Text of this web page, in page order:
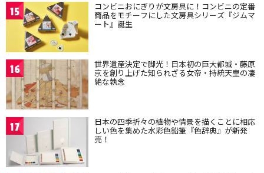
15 コンビニおにぎりが文房具に！コンビニの定番
商品をモチーフにした文房具シリーズ『ジムマ
ート』誕生
16 世界遺産決定で脚光！日本初の巨大都城・藤原
京を創り上げた知られざる女帝・持統天皇の凄
絶な執念
17 日本の四季折々の植物や情景を描くことに相応
しい色を集めた水彩色鉛筆『色辞典』が新発
売！